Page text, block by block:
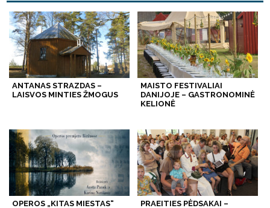
ANTANAS STRAZDAS –
LAISVOS MINTIES ŽMOGUS
MAISTO FESTIVALIAI
DANIJOJE – GASTRONOMINĖ
KELIONĖ
OPEROS „KITAS MIESTAS“
PRAEITIES PĖDSAKAI –